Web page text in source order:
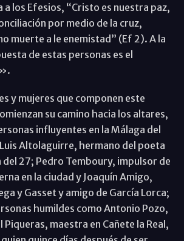
a los Efesios, “Cristo es nuestra paz,
por medio de la cruz,
muerte a le enemistad” (Ef 2). A la
de estas personas es el
y mujeres que componen este
su camino hacia los altares,
influyentes en la Málaga del
Altolaguirre, hermano del poeta
del 27; Pedro Temboury, impulsor de
en la ciudad y Joaquín Amigo,
y Gasset y amigo de García Lorca;
humildes como Antonio Pozo,
maestra en Cañete la Real,